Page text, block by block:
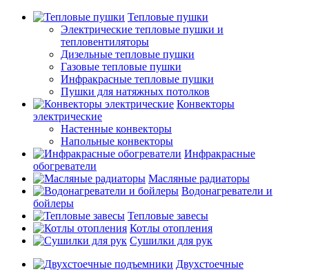
Тепловые пушки
Электрические тепловые пушки и
тепловентиляторы
Дизельные тепловые пушки
Газовые тепловые пушки
Инфракрасные тепловые пушки
Пушки для натяжных потолков
Конвекторы
электрические
Настенные конвекторы
Напольные конвекторы
Инфракрасные
обогреватели
Масляные радиаторы
Водонагреватели и
бойлеры
Тепловые завесы
Котлы отопления
Сушилки для рук
Двухстоечные